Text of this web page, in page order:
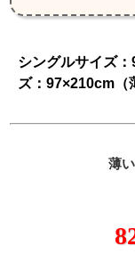
シングルサイズ
ズ：97×210cm（
薄